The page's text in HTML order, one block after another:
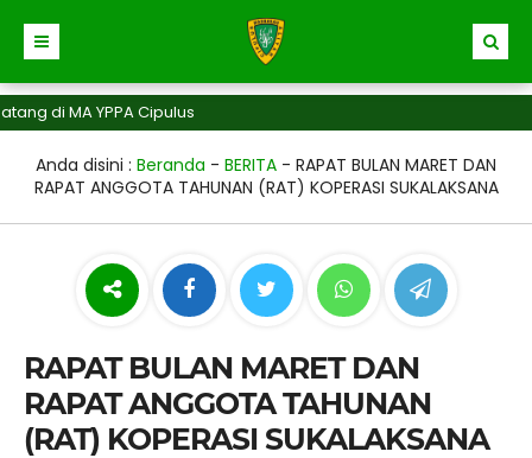
YPPA Cipulus
Anda disini : Beranda - BERITA - RAPAT BULAN MARET DAN
RAPAT ANGGOTA TAHUNAN (RAT) KOPERASI SUKALAKSANA
RAPAT BULAN MARET DAN
RAPAT ANGGOTA TAHUNAN
(RAT) KOPERASI SUKALAKSANA